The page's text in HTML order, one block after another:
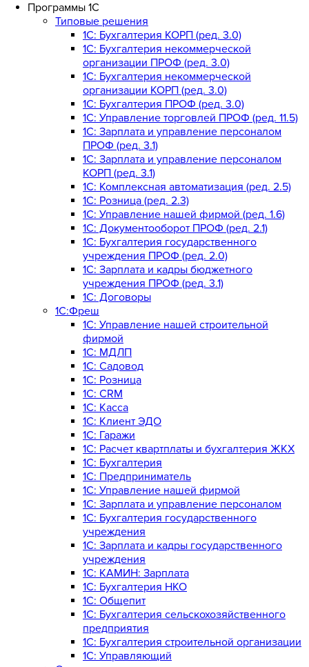
Программы 1С
Типовые решения
1C: Бухгалтерия КОРП (ред. 3.0)
1С: Бухгалтерия некоммерческой
организации ПРОФ (ред. 3.0)
1С: Бухгалтерия некоммерческой
организации КОРП (ред. 3.0)
1C: Бухгалтерия ПРОФ (ред. 3.0)
1C: Управление торговлей ПРОФ (ред. 11.5)
1C: Зарплата и управление персоналом
ПРОФ (ред. 3.1)
1C: Зарплата и управление персоналом
КОРП (ред. 3.1)
1C: Комплексная автоматизация (ред. 2.5)
1С: Розница (ред. 2.3)
1С: Управление нашей фирмой (ред. 1.6)
1С: Документооборот ПРОФ (ред. 2.1)
1C: Бухгалтерия государственного
учреждения ПРОФ (ред. 2.0)
1C: Зарплата и кадры бюджетного
учреждения ПРОФ (ред. 3.1)
1С: Договоры
1С:Фреш
1С: Управление нашей строительной
фирмой
1С: МДЛП
1С: Садовод
1С: Розница
1C: CRM
1C: Касса
1С: Клиент ЭДО
1С: Гаражи
1C: Расчет квартплаты и бухгалтерия ЖКХ
1C: Бухгалтерия
1C: Предприниматель
1C: Управление нашей фирмой
1C: Зарплата и управление персоналом
1C: Бухгалтерия государственного
учреждения
1C: Зарплата и кадры государственного
учреждения
1C: КАМИН: Зарплата
1C: Бухгалтерия НКО
1С: Общепит
1С: Бухгалтерия сельскохозяйст­венного
предприятия
1С: Бухгалтерия строительной организации
1С: Управляющий